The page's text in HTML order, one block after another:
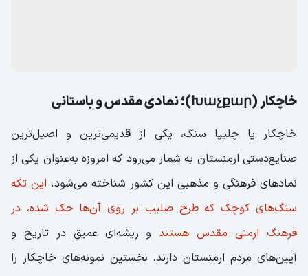
یادگاری ارزشمند از سفر خود به ارمنستان با خود ببرند.